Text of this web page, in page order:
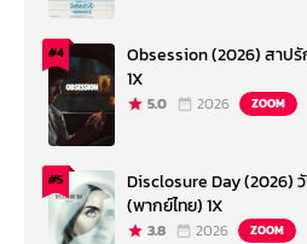
#4
Obsession (2026) สาป
1X
5.0 2026 ZOOM
#5
Disclosure Day (2026)
(พากย์ไทย) 1X
3.8 2026 ZOOM